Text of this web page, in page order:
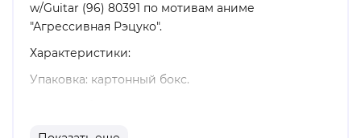
w/Guitar (96) 80391 по мотивам аниме
"Агрессивная Рэцуко".
Характеристики:
Упаковка: картонный бокс.
Материал: винил.